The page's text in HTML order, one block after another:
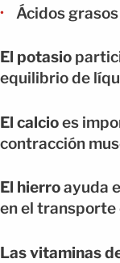
Ácidos
El potasio
equilibrio de
El calcioes
contracción
El hierroayuda
en el transporte
Las vitaminas